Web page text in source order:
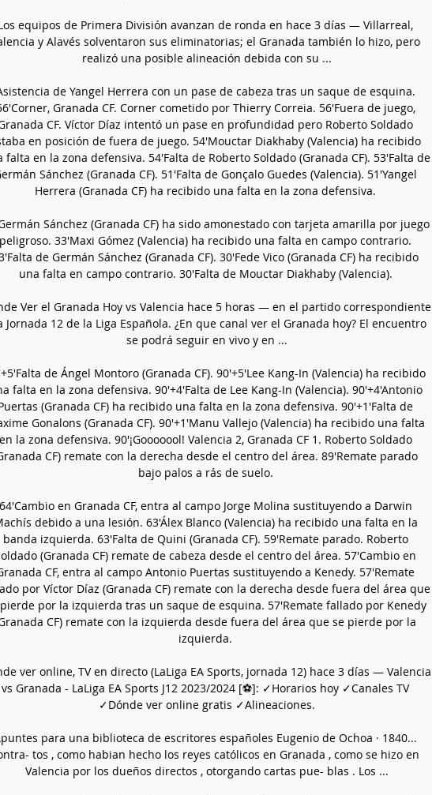
equipos de Primera División avanzan de ronda en hace 3 días — Villarreal,
y Alavés solventaron sus eliminatorias; el Granada también lo hizo, pero
realizó una posible alineación debida con su ...
de Yangel Herrera con un pase de cabeza tras un saque de esquina.
Granada CF. Corner cometido por Thierry Correia. 56'Fuera de juego,
CF. Víctor Díaz intentó un pase en profundidad pero Roberto Soldado
en posición de fuera de juego. 54'Mouctar Diakhaby (Valencia) ha recibido
falta en la zona defensiva. 54'Falta de Roberto Soldado (Granada CF). 53'Falta de
Sánchez (Granada CF). 51'Falta de Gonçalo Guedes (Valencia). 51'Yangel
Herrera (Granada CF) ha recibido una falta en la zona defensiva.
Sánchez (Granada CF) ha sido amonestado con tarjeta amarilla por juego
peligroso. 33'Maxi Gómez (Valencia) ha recibido una falta en campo contrario.
de Germán Sánchez (Granada CF). 30'Fede Vico (Granada CF) ha recibido
una falta en campo contrario. 30'Falta de Mouctar Diakhaby (Valencia).
Ver el Granada Hoy vs Valencia hace 5 horas — en el partido correspondiente
Jornada 12 de la Liga Española. ¿En que canal ver el Granada hoy? El encuentro
se podrá seguir en vivo y en ...
de Ángel Montoro (Granada CF). 90'+5'Lee Kang-In (Valencia) ha recibido
falta en la zona defensiva. 90'+4'Falta de Lee Kang-In (Valencia). 90'+4'Antonio
(Granada CF) ha recibido una falta en la zona defensiva. 90'+1'Falta de
Gonalons (Granada CF). 90'+1'Manu Vallejo (Valencia) ha recibido una falta
en la zona defensiva. 90'¡Gooooool! Valencia 2, Granada CF 1. Roberto Soldado
CF) remate con la derecha desde el centro del área. 89'Remate parado
bajo palos a rás de suelo.
64'Cambio en Granada CF, entra al campo Jorge Molina sustituyendo a Darwin
debido a una lesión. 63'Álex Blanco (Valencia) ha recibido una falta en la
banda izquierda. 63'Falta de Quini (Granada CF). 59'Remate parado. Roberto
(Granada CF) remate de cabeza desde el centro del área. 57'Cambio en
CF, entra al campo Antonio Puertas sustituyendo a Kenedy. 57'Remate
por Víctor Díaz (Granada CF) remate con la derecha desde fuera del área que
por la izquierda tras un saque de esquina. 57'Remate fallado por Kenedy
CF) remate con la izquierda desde fuera del área que se pierde por la
izquierda.
ver online, TV en directo (LaLiga EA Sports, jornada 12) hace 3 días — Valencia
vs Granada - LaLiga EA Sports J12 2023/2024 [⚽]: ✓Horarios hoy ✓Canales TV
✓Dónde ver online gratis ✓Alineaciones.
para una biblioteca de escritores españoles Eugenio de Ochoa · 1840...
tos , como habian hecho los reyes católicos en Granada , como se hizo en
Valencia por los dueños directos , otorgando cartas pue- blas . Los ...